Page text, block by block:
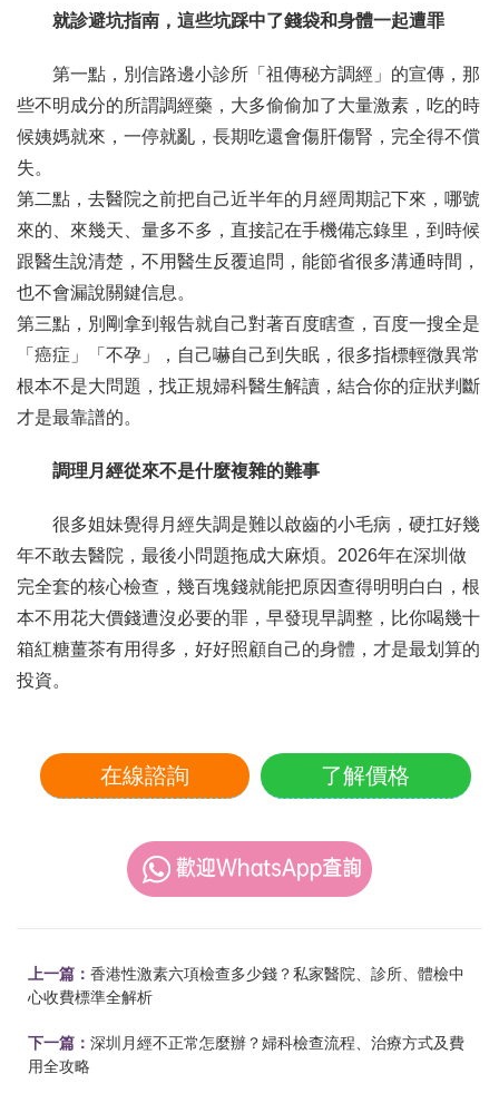
就診避坑指南，這些坑踩中了錢袋和身體一起遭罪
第一點，別信路邊小診所「祖傳秘方調經」的宣傳，那
些不明成分的所謂調經藥，大多偷偷加了大量激素，吃的時
候姨媽就來，一停就亂，長期吃還會傷肝傷腎，完全得不償
失。
第二點，去醫院之前把自己近半年的月經周期記下來，哪號
來的、來幾天、量多不多，直接記在手機備忘錄里，到時候
跟醫生說清楚，不用醫生反覆追問，能節省很多溝通時間，
也不會漏說關鍵信息。
第三點，別剛拿到報告就自己對著百度瞎查，百度一搜全是
「癌症」「不孕」，自己嚇自己到失眠，很多指標輕微異常
根本不是大問題，找正規婦科醫生解讀，結合你的症狀判斷
才是最靠譜的。
調理月經從來不是什麼複雜的難事
很多姐妹覺得月經失調是難以啟齒的小毛病，硬扛好幾
年不敢去醫院，最後小問題拖成大麻煩。2026年在深圳做
完全套的核心檢查，幾百塊錢就能把原因查得明明白白，根
本不用花大價錢遭沒必要的罪，早發現早調整，比你喝幾十
箱紅糖薑茶有用得多，好好照顧自己的身體，才是最划算的
投資。
在線諮詢 了解價格
上一篇： 香港性激素六項檢查多少錢？私家醫院、診所、體檢中
心收費標準全解析
下一篇： 深圳月經不正常怎麼辦？婦科檢查流程、治療方式及費
用全攻略